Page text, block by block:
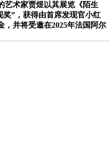
艺术家贾煜以其展览《陌生
奖”，获得由首席发现官小红
，并将受邀在2025年法国阿尔